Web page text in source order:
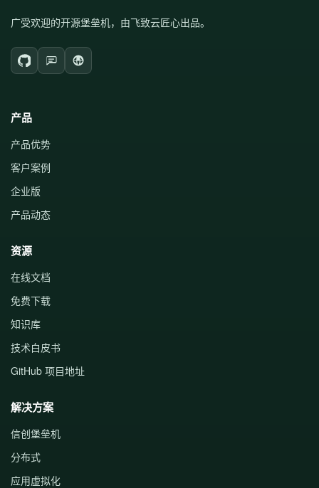
广受欢迎的开源堡垒机，由飞致云匠心出品。
产品
产品优势
客户案例
企业版
产品动态
资源
在线文档
免费下载
知识库
技术白皮书
GitHub 项目地址
解决方案
信创堡垒机
分布式
应用虚拟化